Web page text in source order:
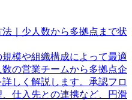
｜少人数から多拠点まで状
模や組織構成によって最適
の営業チームから多拠点企
しく解説します。承認フロ
仕入先との連携など、円滑